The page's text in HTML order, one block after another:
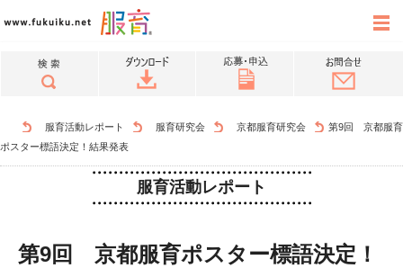
服育活動レポート 服育研究会 京都服育研究会
第9回 京都服育
ポスター標語決定！結果発表
服育活動レポート
第9回 京都服育ポスター標語決定！